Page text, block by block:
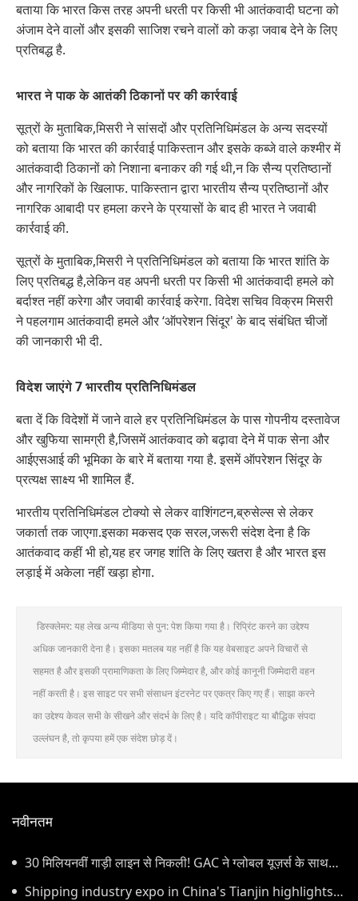
बताया कि भारत किस तरह अपनी धरती पर किसी भी आतंकवादी घटना को
अंजाम देने वालों और इसकी साजिश रचने वालों को कड़ा जवाब देने के लिए
प्रतिबद्ध है.
भारत ने पाक के आतंकी ठिकानों पर की कार्रवाई
सूत्रों के मुताबिक,मिसरी ने सांसदों और प्रतिनिधिमंडल के अन्य सदस्यों
को बताया कि भारत की कार्रवाई पाकिस्तान और इसके कब्जे वाले कश्मीर में
आतंकवादी ठिकानों को निशाना बनाकर की गई थी,न कि सैन्य प्रतिष्ठानों
और नागरिकों के खिलाफ. पाकिस्तान द्वारा भारतीय सैन्य प्रतिष्ठानों और
नागरिक आबादी पर हमला करने के प्रयासों के बाद ही भारत ने जवाबी
कार्रवाई की.
सूत्रों के मुताबिक,मिसरी ने प्रतिनिधिमंडल को बताया कि भारत शांति के
लिए प्रतिबद्ध है,लेकिन वह अपनी धरती पर किसी भी आतंकवादी हमले को
बर्दाश्त नहीं करेगा और जवाबी कार्रवाई करेगा. विदेश सचिव विक्रम मिसरी
ने पहलगाम आतंकवादी हमले और ‘ऑपरेशन सिंदूर' के बाद संबंधित चीजों
की जानकारी भी दी.
विदेश जाएंगे 7 भारतीय प्रतिनिधिमंडल
बता दें कि विदेशों में जाने वाले हर प्रतिनिधिमंडल के पास गोपनीय दस्तावेज
और खुफिया सामग्री है,जिसमें आतंकवाद को बढ़ावा देने में पाक सेना और
आईएसआई की भूमिका के बारे में बताया गया है. इसमें ऑपरेशन सिंदूर के
प्रत्यक्ष साक्ष्य भी शामिल हैं.
भारतीय प्रतिनिधिमंडल टोक्यो से लेकर वाशिंगटन,ब्रुसेल्स से लेकर
जकार्ता तक जाएगा.इसका मकसद एक सरल,जरूरी संदेश देना है कि
आतंकवाद कहीं भी हो,यह हर जगह शांति के लिए खतरा है और भारत इस
लड़ाई में अकेला नहीं खड़ा होगा.
डिस्क्लेमर: यह लेख अन्य मीडिया से पुन: पेश किया गया है। रिप्रिंट करने का उद्देश्य
अधिक जानकारी देना है। इसका मतलब यह नहीं है कि यह वेबसाइट अपने विचारों से
सहमत है और इसकी प्रामाणिकता के लिए जिम्मेदार है, और कोई कानूनी जिम्मेदारी वहन
नहीं करती है। इस साइट पर सभी संसाधन इंटरनेट पर एकत्र किए गए हैं। साझा करने
का उद्देश्य केवल सभी के सीखने और संदर्भ के लिए है। यदि कॉपीराइट या बौद्धिक संपदा
उल्लंघन है, तो कृपया हमें एक संदेश छोड़ दें।
नवीनतम
30 मिलियनवीं गाड़ी लाइन से निकली! GAC ने ग्लोबल यूज़र्स के साथ
इस माइलस्टोन का जश्न मनाया
Shipping industry expo in China's Tianjin highlights